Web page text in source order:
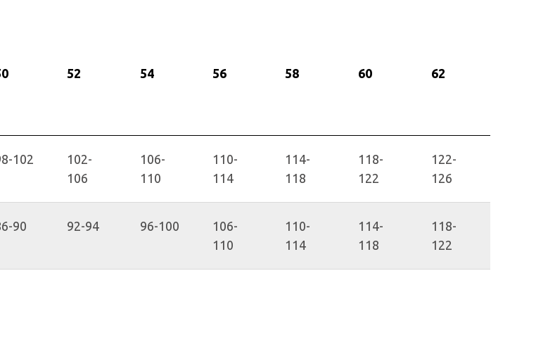
52 54 56 58 60 62
102
102-
106
106-
110
110-
114
114-
118
118-
122
122-
126
90 92-94 96-100
106-
110
110-
114
114-
118
118-
122